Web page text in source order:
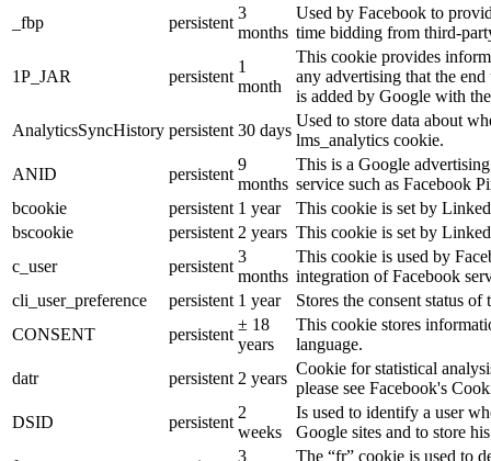
_fbp
persistent
3
months
Used by Facebook to
time bidding from third-
1P_JAR persistent
1
month
This cookie provides
any advertising that the
is added by Google with
AnalyticsSyncHistory persistent 30 days
Used to store data about
lms_analytics cookie.
ANID
persistent
9
months
This is a Google
service such as Facebook
bcookie
persistent 1 year
This cookie is set by
bscookie
persistent 2 years This cookie is set by
c_user
persistent
3
months
This cookie is used by
integration of Facebook
cli_user_preference
persistent 1 year
Stores the consent status of
CONSENT
persistent
± 18
years
This cookie stores
language.
datr
persistent 2 years
Cookie for statistical
please see Facebook's
DSID
persistent
2
weeks
Is used to identify a user
Google sites and to store
3 The “fr” cookie is used to